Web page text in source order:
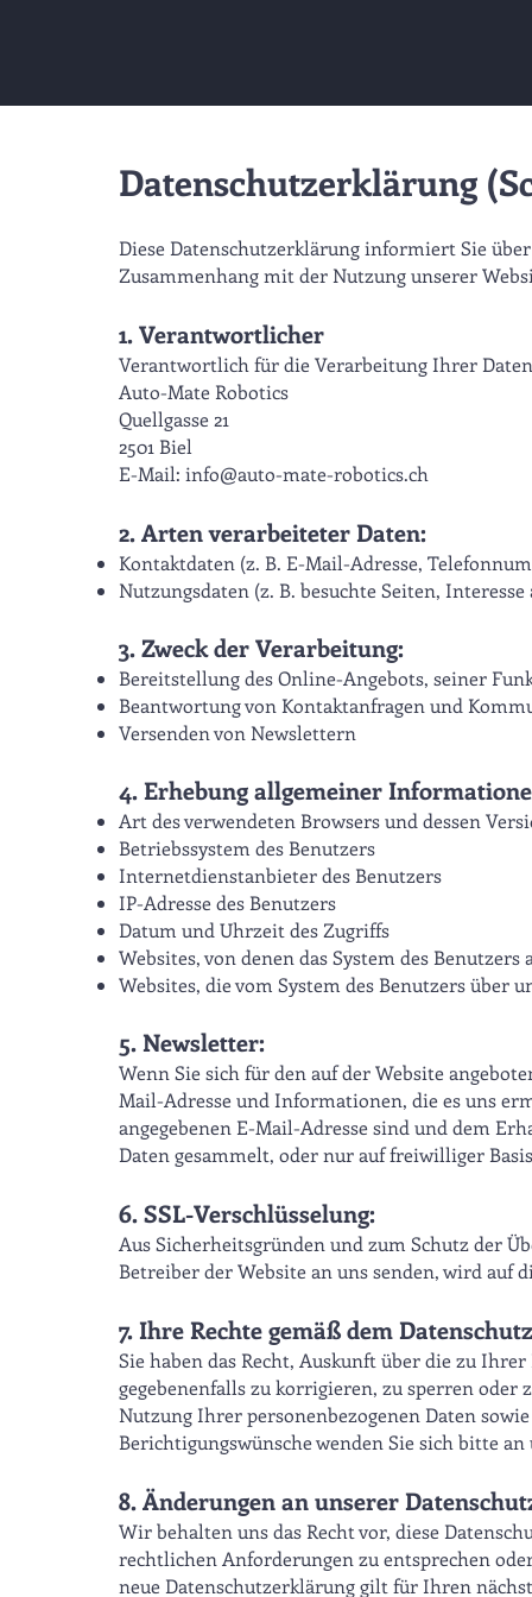
Datenschutzerklärung
Diese Datenschutzerklärung informiert Sie
Zusammenhang mit der Nutzung unserer
1. Verantwortlicher
Verantwortlich für die Verarbeitung Ihrer Daten
Auto-Mate Robotics
Quellgasse 21
2501 Biel
E-Mail: info@auto-mate-robotics.ch
2. Arten verarbeiteter Daten:
Kontaktdaten (z. B. E-Mail-Adresse,
Nutzungsdaten (z. B. besuchte Seiten,
3. Zweck der Verarbeitung:
Bereitstellung des Online-Angebots, seiner
Beantwortung von Kontaktanfragen und
Versenden von Newslettern
4. Erhebung allgemeiner
Art des verwendeten Browsers und dessen
Betriebssystem des Benutzers
Internetdienstanbieter des Benutzers
IP-Adresse des Benutzers
Datum und Uhrzeit des Zugriffs
Websites, von denen das System des Benutzers
Websites, die vom System des Benutzers über
5. Newsletter:
Wenn Sie sich für den auf der Website
Mail-Adresse und Informationen, die es uns
angegebenen E-Mail-Adresse sind und dem
Daten gesammelt, oder nur auf freiwilliger
6. SSL-Verschlüsselung:
Aus Sicherheitsgründen und zum Schutz der
Betreiber der Website an uns senden, wird auf
7. Ihre Rechte gemäß dem
Sie haben das Recht, Auskunft über die zu
gegebenenfalls zu korrigieren, zu sperren oder
Nutzung Ihrer personenbezogenen Daten
Berichtigungswünsche wenden Sie sich bitte an
8. Änderungen an unserer
Wir behalten uns das Recht vor, diese
rechtlichen Anforderungen zu entsprechen
neue Datenschutzerklärung gilt für Ihren